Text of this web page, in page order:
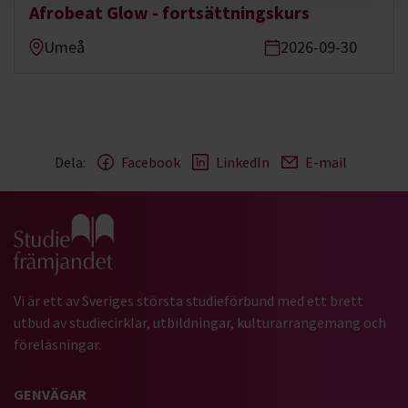
Afrobeat Glow - fortsättningskurs
Umeå 2026-09-30
Dela: Facebook LinkedIn E-mail
Gå till studiefrämjandets startsida
Vi är ett av Sveriges största studieförbund med ett brett
utbud av studiecirklar, utbildningar, kulturarrangemang och
föreläsningar.
GENVÄGAR